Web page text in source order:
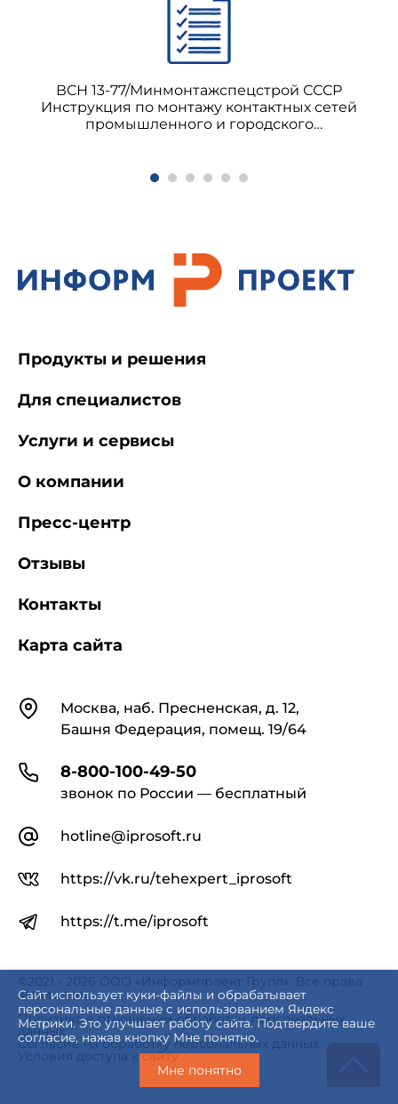
ВСН 13-77/Минмонтажспецстрой СССР
Инструкция по монтажу контактных сетей
промышленного и городского
Сайт использует куки-файлы и обрабатывает
персональные данные с использованием Яндекс
Метрики. Это улучшает работу сайта. Подтвердите ваше
согласие, нажав кнопку Мне понятно.
Мне понятно
КонтактыМосква, наб. Пресненская, д. 12,
Башня Федерация, помещ. 19/64
8-800-100-49-50
звонок по России — бесплатный
hotline@iprosoft.ru
https://vk.ru/tehexpert_iprosoft
https://t.me/iprosoft
Продукты и решения
Для специалистов
Услуги и сервисы
О компании
Пресс-центр
Отзывы
Контакты
Карта сайта
©2021 - 2026 ООО «Информпроект Групп». Все права
защищены.
Политика в отношении обработки персональных
данных
Согласие на обработку персональных данных
Условия доступа к сайту